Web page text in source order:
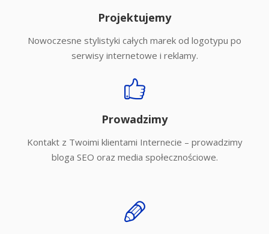
Projektujemy
Nowoczesne stylistyki całych marek od logotypu po
serwisy internetowe i reklamy.
Prowadzimy
Kontakt z Twoimi klientami Internecie – prowadzimy
bloga SEO oraz media społecznościowe.